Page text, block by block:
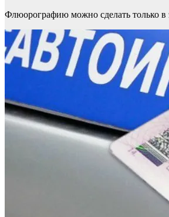
Флюорографию можно сделать только в